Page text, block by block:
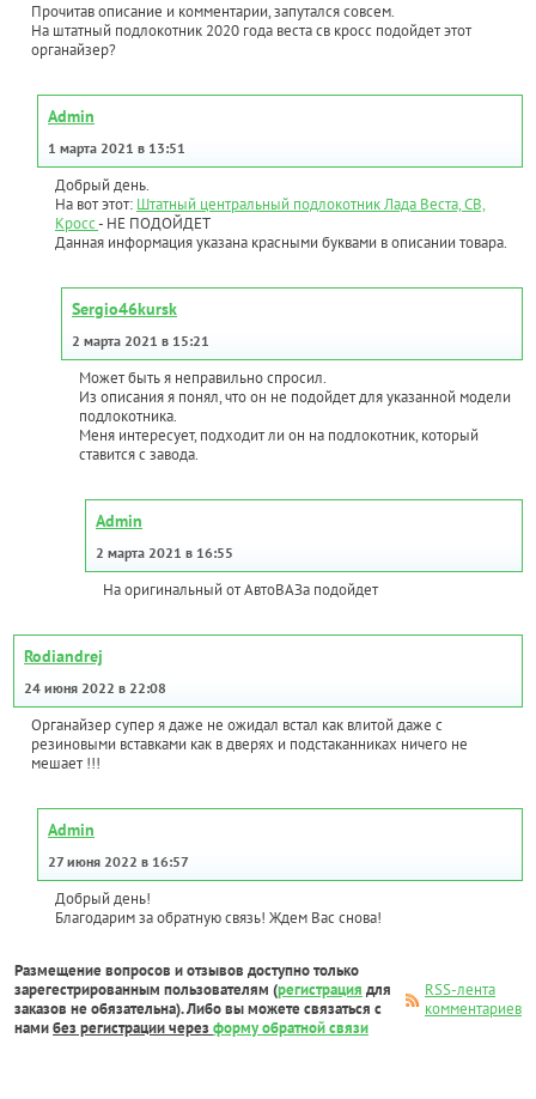
Прочитав описание и комментарии, запутался совсем.
На штатный подлокотник 2020 года веста св кросс подойдет этот
органайзер?
Admin
1 марта 2021 в 13:51
Добрый день.
На вот этот: Штатный центральный подлокотник Лада Веста, СВ,
Кросс- НЕ ПОДОЙДЕТ
Данная информация указана красными буквами в описании товара.
Sergio46kursk
2 марта 2021 в 15:21
Может быть я неправильно спросил.
Из описания я понял, что он не подойдет для указанной модели
подлокотника.
Меня интересует, подходит ли он на подлокотник, который
ставится с завода.
Admin
2 марта 2021 в 16:55
На оригинальный от АвтоВАЗа подойдет
Rodiandrej
24 июня 2022 в 22:08
Органайзер супер я даже не ожидал встал как влитой даже с
резиновыми вставками как в дверях и подстаканниках ничего не
мешает !!!
Admin
27 июня 2022 в 16:57
Добрый день!
Благодарим за обратную связь! Ждем Вас снова!
Размещение вопросов и отзывов доступно только
зарегестрированным пользователям (регистрация для
заказов не обязательна). Либо вы можете связаться с
намибез регистрации через форму обратной связи
RSS-лента
комментариев